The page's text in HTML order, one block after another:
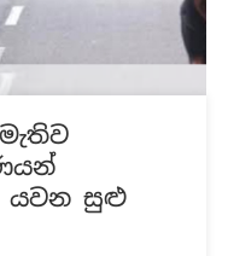
යවන සුළු